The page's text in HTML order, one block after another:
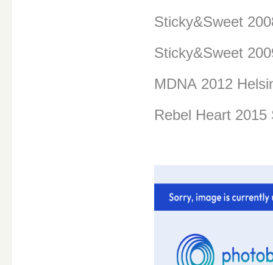
Sticky&Sweet
Sticky&Sweet
MDNA 2012
Rebel Heart 2015